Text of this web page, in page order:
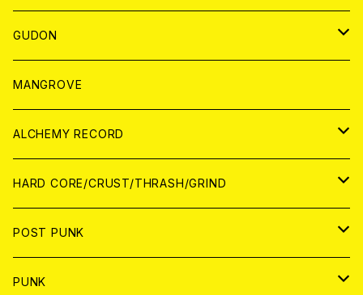
WORLD
JAPAN
WORLD
GUDON
アパレル
PATCH
アナログ
DIGITAL CONTENTS
MANGROVE
ALCHEMY RECORD
CD
ANALOG
HARD CORE/CRUST/THRASH/GRIND
JAPAN
CD
WORLD
POST PUNK
CD
PUNK